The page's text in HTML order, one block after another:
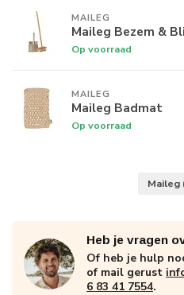
MAILEG
Maileg Bezem &
Op voorraad
MAILEG
Maileg Badmat
Op voorraad
Maileg
Heb je vragen
Of heb je hulp
of mail gerust
6 83 41 7554.